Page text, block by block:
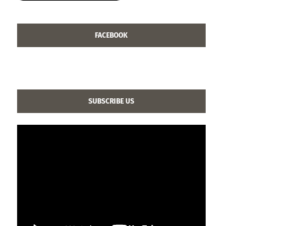
FACEBOOK
SUBSCRIBE US